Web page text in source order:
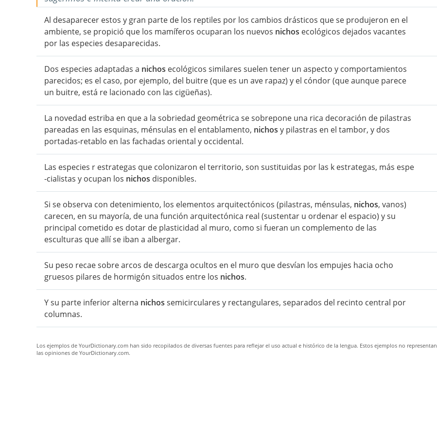
Al desaparecer estos y gran parte de los reptiles por los cambios drásticos que se produjeron en el
ambiente, se propició que los mamíferos ocuparan los nuevos nichos ecológicos dejados vacantes
por las especies desaparecidas.
Dos especies adaptadas a nichos ecológicos similares suelen tener un aspecto y comportamientos
parecidos; es el caso, por ejemplo, del buitre (que es un ave rapaz) y el cóndor (que aunque parece
un buitre, está re lacionado con las cigüeñas).
La novedad estriba en que a la sobriedad geométrica se sobrepone una rica decoración de pilastras
pareadas en las esquinas, ménsulas en el entablamento, nichos y pilastras en el tambor, y dos
portadas-retablo en las fachadas oriental y occidental.
Las especies r estrategas que colonizaron el territorio, son sustituidas por las k estrategas, más espe
-cialistas y ocupan los nichos disponibles.
Si se observa con detenimiento, los elementos arquitectónicos (pilastras, ménsulas, nichos, vanos)
carecen, en su mayoría, de una función arquitectónica real (sustentar u ordenar el espacio) y su
principal cometido es dotar de plasticidad al muro, como si fueran un complemento de las
esculturas que allí se iban a albergar.
Su peso recae sobre arcos de descarga ocultos en el muro que desvían los empujes hacia ocho
gruesos pilares de hormigón situados entre los nichos.
Y su parte inferior alterna nichos semicirculares y rectangulares, separados del recinto central por
columnas.
Los ejemplos de YourDictionary.com han sido recopilados de diversas fuentes para reflejar el uso actual e histórico de la lengua. Estos ejemplos no representan
las opiniones de YourDictionary.com.